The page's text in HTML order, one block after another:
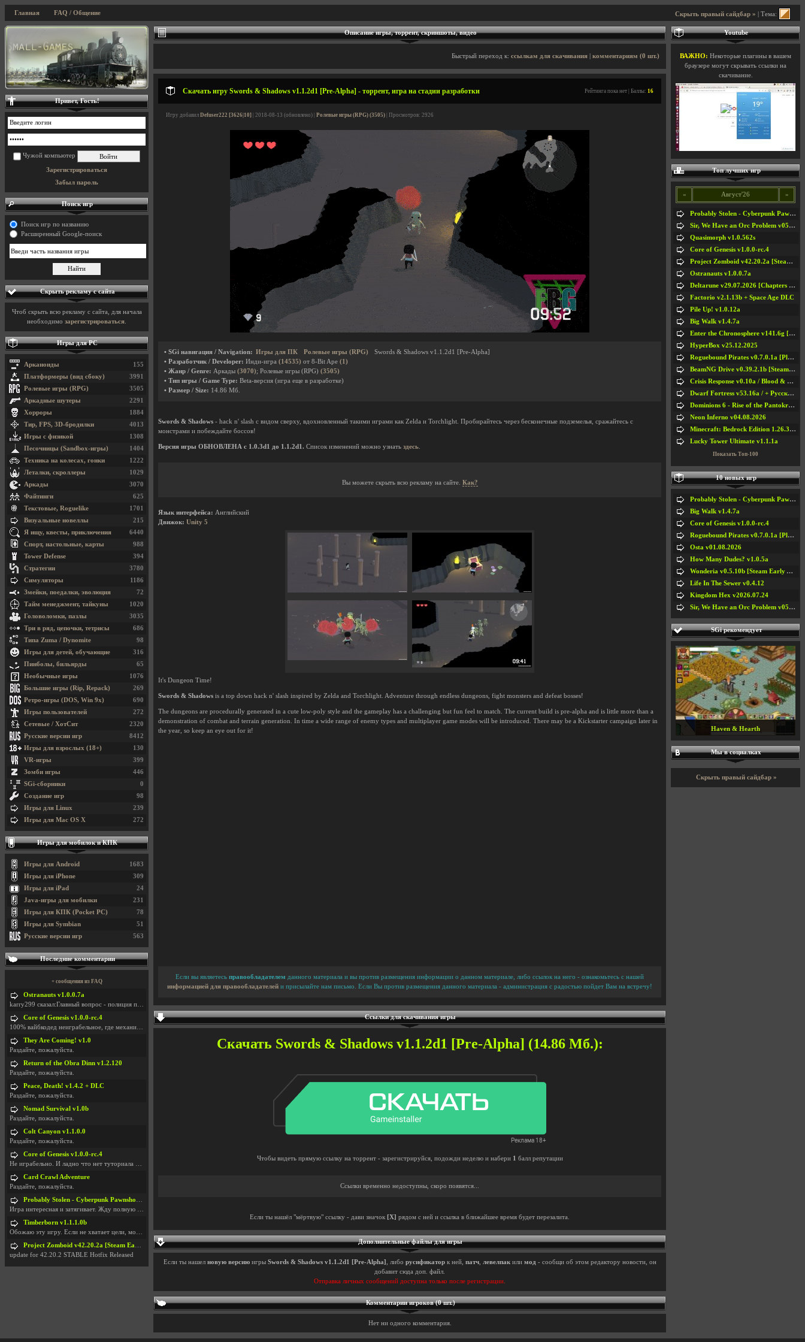
Скрыть правый сайдбар » | Тема:
Главная FAQ / Общение
Описание игры, торрент, скриншоты, видео
Быстрый переход к: ссылкам для скачивания комментариям (0 шт.)
Скачать игру Swords & Shadows v1.1.2d1 [Pre-Alpha] - торрент, игра на стадии разработки Рейтинга пока нет | Баллы: 16
Игру добавил Defuser222 [3626|10] | 2018-08-13 (обновлено) | Ролевые игры (RPG) (3505) | Просмотров: 2926
• SGi навигация / Navigation: Игры для ПК Ролевые игры (RPG)
Swords & Shadows v1.1.2d1 [Pre-Alpha]
• Разработчик / Developer: Инди-игра (14535) от 8-Bit Ape (1)
• Жанр / Genre: Аркады (3070); Ролевые игры (RPG) (3505)
• Тип игры / Game Type: Beta-версия (игра еще в разработке)
• Размер / Size: 14.86 Мб.
Swords & Shadows - hack n' slash с видом сверху, вдохновленный такими играми как Zelda и Torchlight. Пробирайтесь через бесконечные подземелья, сражайтесь с
монстрами и побеждайте боссов!
Версия игры ОБНОВЛЕНА с 1.0.3d1 до 1.1.2d1. Список изменений можно узнать здесь
Вы можете скрыть всю рекламу на сайте. Как?
Язык интерфейса: Английский
Движок: Unity 5
It's Dungeon Time!
Swords & Shadows is a top down hack n' slash inspired by Zelda and Torchlight. Adventure through endless dungeons, fight monsters and defeat bosses!
The dungeons are procedurally generated in a cute low-poly style and the gameplay has a challenging but fun feel to match. The current build is pre-alpha and is little more than a
demonstration of combat and terrain generation. In time a wide range of enemy types and multiplayer game modes will be introduced. There may be a Kickstarter campaign later in
the year, so keep an eye out for it!
Если вы являетесь правообладателем данного материала и вы против размещения информации о данном материале, либо ссылок на него - ознакомьтесь с нашей
информацией для правообладателей и присылайте нам письмо. Если Вы против размещения данного материала - администрация с радостью пойдет Вам на встречу!
Ссылки для скачивания игры
Скачать Swords & Shadows v1.1.2d1 [Pre-Alpha] (14.86 Мб.):
Чтобы видеть прямую ссылку на торрент - зарегистрируйся, подожди неделю и набери 1 балл репутации
Ссылки временно недоступны, скоро появятся...
Если ты нашёл "мёртвую" ссылку - дави значок [X] рядом с ней и ссылка в ближайшее время будет перезалита.
Дополнительные файлы для игры
Если ты нашел новую версиюигры Swords & Shadows v1.1.2d1 [Pre-Alpha] , либо русификаторк ней, патч, левелпакили мод - сообщи об этом редактору новости, он
добавит сюда доп. файл.
Отправка личных сообщений доступна только после регистрации.
Комментарии игроков (0 шт.)
Нет ни одного комментария.
Привет, Гость!
Чужой компьютер
Зарегистрироваться
Забыл пароль
Поиск игр
Поиск игр по названию
Расширенный Google-поиск
Скрыть рекламу с сайта
Чтоб скрыть всю рекламу с сайта, для начала
необходимо зарегистрироваться
Игры для PC
155
Арканоиды
3991
Платформеры (вид сбоку)
3505
Ролевые игры (RPG)
2291
Аркадные шутеры
1884
Хорроры
4013
Тир, FPS, 3D-бродилки
1308
Игры с физикой
1404
Песочницы (Sandbox-игры)
1222
Техника на колесах, гонки
1029
Леталки, скроллеры
3070
Аркады
625
Файтинги
1701
Текстовые, Roguelike
215
Визуальные новеллы
6440
Я ищу, квесты, приключения
988
Спорт, настольные, карты
394
Tower Defense
3780
Стратегии
1186
Симуляторы
72
Змейки, поедалки, эволюция
1020
Тайм менеджмент, тайкуны
3035
Головоломки, пазлы
686
Три в ряд, цепочки, тетрисы
98
Типа Zuma / Dynomite
316
Игры для детей, обучающие
65
Пинболы, бильярды
1076
Необычные игры
269
Большие игры (Rip, Repack)
690
Ретро-игры (DOS, Win 9x)
272
Игры пользователей
2320
Сетевые / ХотСит
8412
Русские версии игр
130
Игры для взрослых (18+)
399
VR-игры
446
Зомби игры
0
SGi-сборники
98
Создание игр
239
Игры для Linux
272
Игры для Mac OS X
Игры для мобилок и КПК
1683
Игры для Android
309
Игры для iPhone
24
Игры для iPad
231
Java-игры для мобилки
78
Игры для КПК (Pocket PC)
51
Игры для Symbian
563
Русские версии игр
Последние комментарии
+ сообщения из FAQ
Ostranauts v1.0.0.7a
karry299 сказал:Главный вопрос - полиция по-прежне
Core of Genesis v1.0.0-rc.4
100% вайбкодед неиграбельное, где механики знает т
They Are Coming! v1.0
Раздайте, пожалуйста.
Return of the Obra Dinn v1.2.120
Раздайте, пожалуйста.
Peace, Death! v1.4.2 + DLC
Раздайте, пожалуйста.
Nomad Survival v1.0b
Раздайте, пожалуйста.
Colt Canyon v1.1.0.0
Раздайте, пожалуйста.
Core of Genesis v1.0.0-rc.4
Не играбельно. И ладно что нет туториала и ничего
Card Crawl Adventure
Раздайте, пожалуйста.
Probably Stolen - Cyberpunk Pawnshop Simulator v048c [Playtest]
Игра интересная и затягивает. Жду полную версию, т
Timberborn v1.1.1.0b
Обожаю эту игру. Если не хватает цели, можно чудо
Project Zomboid v42.20.2a [Steam Early Access]
update for 42.20.2 STABLE Hotfix Released
Youtube
ВАЖНО: Некоторые плагины в вашем
браузере могут скрывать ссылки на
скачивание.
Топ лучших игр
« Август'26 »
Probably Stolen - Cyberpunk Pawnshop Simulator v048c [Playtest]
Sir, We Have an Orc Problem v05.08.2026
Quasimorph v1.0.562s
Core of Genesis v1.0.0-rc.4
Project Zomboid v42.20.2a [Steam Early Access]
Ostranauts v1.0.0.7a
Deltarune v29.07.2026 [Chapters 1-5] / + RUS [Chapters 1-5]
Factorio v2.1.13b + Space Age DLC
Pile Up! v1.0.12a
Big Walk v1.4.7a
Enter the Chronosphere v141.6g [Steam Early Access]
HyperBox v25.12.2025
Roguebound Pirates v0.7.0.1a [Playtest]
BeamNG Drive v0.39.2.1b [Steam Early Access]
Crisis Response v0.10a / Blood & Bullet
Dwarf Fortress v53.16a / + Русская Версия v50.12a
Dominions 6 - Rise of the Pantokrator v6.35a
Neon Inferno v04.08.2026
Minecraft: Bedrock Edition 1.26.33.1a / + TLauncher v2.89
Lucky Tower Ultimate v1.1.1a
Показать Топ-100
10 новых игр
Probably Stolen - Cyberpunk Pawnshop Simulator v048c [Playtest]
Big Walk v1.4.7a
Core of Genesis v1.0.0-rc.4
Roguebound Pirates v0.7.0.1a [Playtest]
Osta v01.08.2026
How Many Dudes? v1.0.5a
Wonderia v0.5.10b [Steam Early Access]
Life In The Sewer v0.4.12
Kingdom Hex v2026.07.24
Sir, We Have an Orc Problem v05.08.2026
SGi рекомендует
Ragdoll Cannon v1.0
Мы в социалках
Скрыть правый сайдбар »